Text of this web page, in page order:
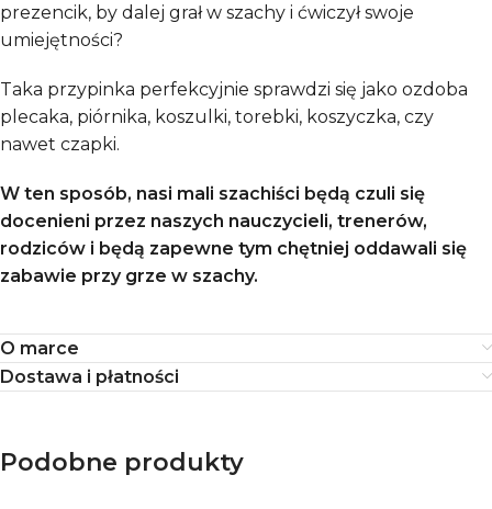
prezencik, by dalej grał w szachy i ćwiczył swoje
umiejętności?
Taka przypinka perfekcyjnie sprawdzi się jako ozdoba
plecaka, piórnika, koszulki, torebki, koszyczka, czy
nawet czapki.
W ten sposób, nasi mali szachiści będą czuli się
docenieni przez naszych nauczycieli, trenerów,
rodziców i będą zapewne tym chętniej oddawali się
zabawie przy grze w szachy.
O marce
Dostawa i płatności
Podobne produkty